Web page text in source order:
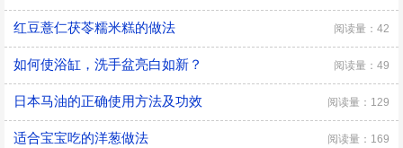
红豆薏仁茯苓糯米糕的做法 阅读量：42
如何使浴缸，洗手盆亮白如新？ 阅读量：49
日本马油的正确使用方法及功效 阅读量：129
适合宝宝吃的洋葱做法 阅读量：169